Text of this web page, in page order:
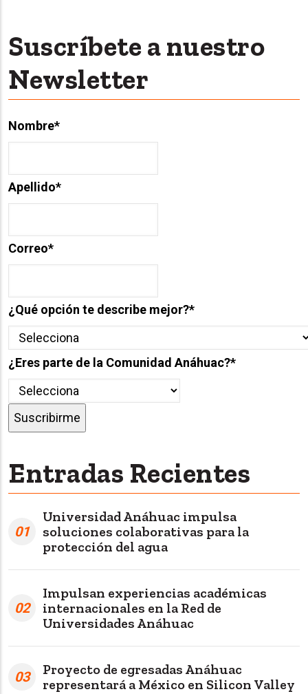
Suscríbete a nuestro
Newsletter
Nombre*
Apellido*
Correo*
¿Qué opción te describe mejor?*
¿Eres parte de la Comunidad Anáhuac?*
Entradas Recientes
01
Universidad Anáhuac impulsa
soluciones colaborativas para la
protección del agua
02
Impulsan experiencias académicas
internacionales en la Red de
Universidades Anáhuac
03
Proyecto de egresadas Anáhuac
representará a México en Silicon Valley